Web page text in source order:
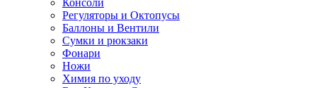
Консоли
Регуляторы и Октопусы
Баллоны и Вентили
Сумки и рюкзаки
Фонари
Ножи
Химия по уходу